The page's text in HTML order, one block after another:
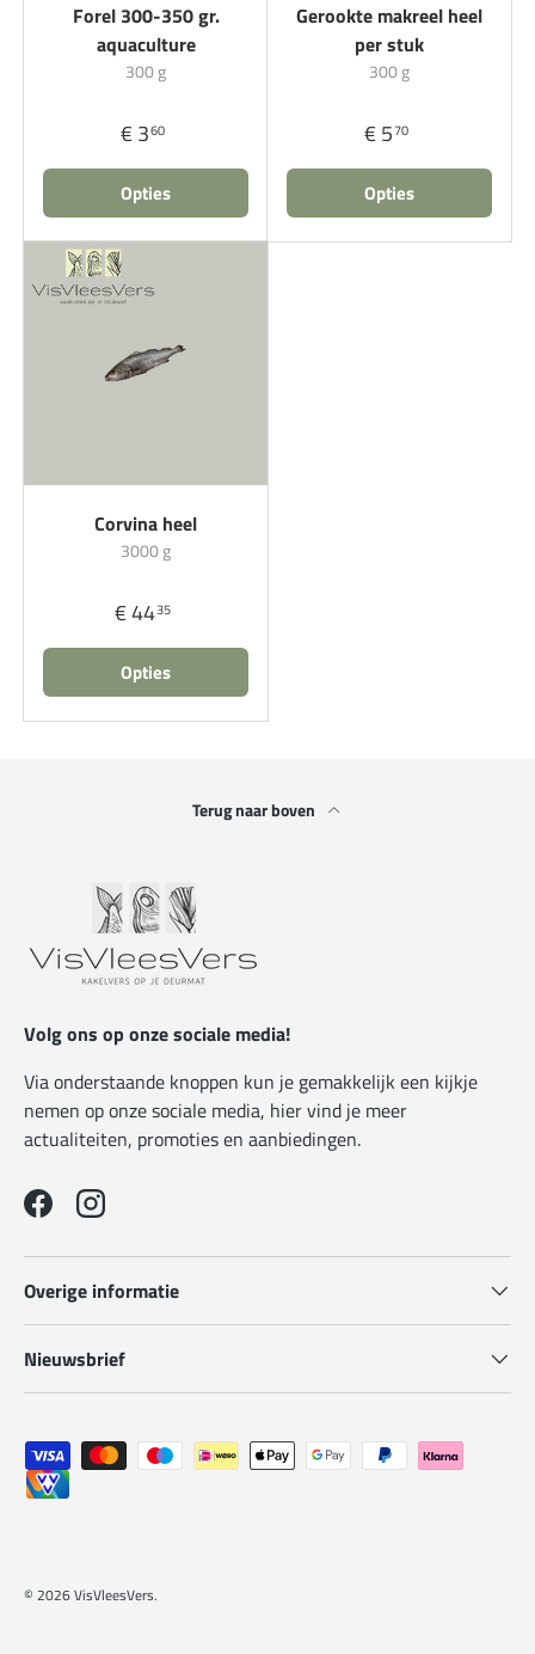
Forel 300-350 gr.
aquaculture
300 g
€ 360
Opties
Gerookte makreel heel
per stuk
300 g
€ 570
Opties
Corvina heel
3000 g
€ 4435
Opties
Terug naar boven
Volg ons op onze sociale media!
Via onderstaande knoppen kun je gemakkelijk een kijkje
nemen op onze sociale media, hier vind je meer
actualiteiten, promoties en aanbiedingen.
FacebookInstagram
Overige informatie
Nieuwsbrief
Geaccepteerde betaalmethoden
© 2026VisVleesVers.